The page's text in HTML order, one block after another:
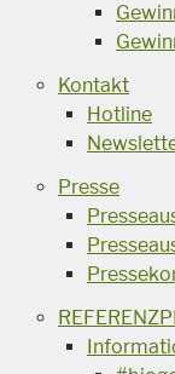
Kontakt
Hotline
Presse